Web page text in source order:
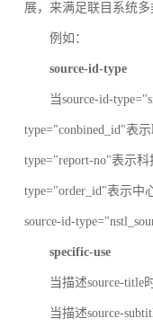
展，来满足联目系统
例如：
source-id-type
当source-id-
type="conbined_id"表
type="report-no"表示
type="order_id"表示中
source-id-
specific-use
当描述source-title
当描述source-